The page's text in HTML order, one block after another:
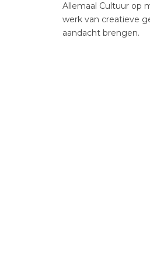
Allemaal Cultuur op
werk van creatieve
aandacht brengen.